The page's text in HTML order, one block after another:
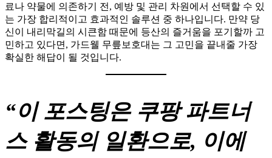
료나 약물에 의존하기 전, 예방 및 관리 차원에서 선택할 수 있
는 가장 합리적이고 효과적인 솔루션 중 하나입니다. 만약 당
신이 내리막길의 시큰함 때문에 등산의 즐거움을 포기할까 고
민하고 있다면, 가드웰 무릎보호대는 그 고민을 끝내줄 가장
확실한 해답이 될 것입니다.
“이 포스팅은 쿠팡 파트너
스 활동의 일환으로, 이에